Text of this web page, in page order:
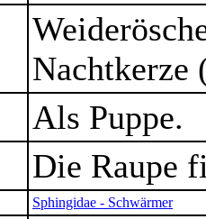
Nachtkerze
Als Puppe.
Die Raupe
Sphingidae - Schwärmer